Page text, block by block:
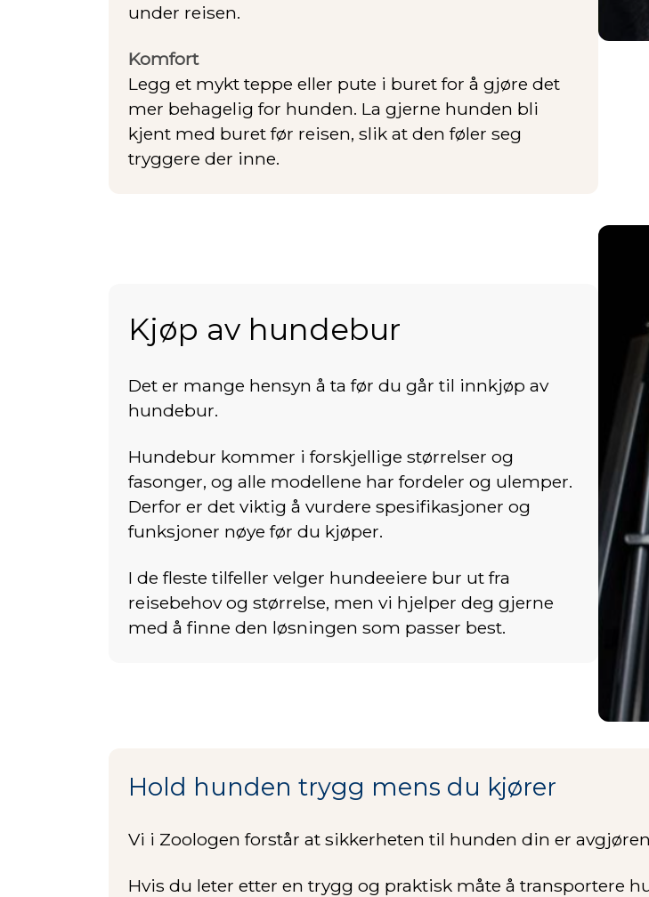
under reisen.
Komfort
Legg et mykt teppe eller pute i buret for å gjøre det
mer behagelig for hunden. La gjerne hunden bli
kjent med buret før reisen, slik at den føler seg
tryggere der inne.
Kjøp av hundebur
Det er mange hensyn å ta før du går til innkjøp av
hundebur.
Hundebur kommer i forskjellige størrelser og
fasonger, og alle modellene har fordeler og ulemper.
Derfor er det viktig å vurdere spesifikasjoner og
funksjoner nøye før du kjøper.
I de fleste tilfeller velger hundeeiere bur ut fra
reisebehov og størrelse, men vi hjelper deg gjerne
med å finne den løsningen som passer best.
Hold hunden trygg mens du kjører
Vi i Zoologen forstår at sikkerheten til hunden din er
Hvis du leter etter en trygg og praktisk måte å transportere